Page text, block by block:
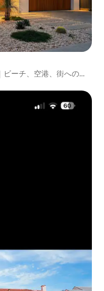
ーチ、空港、街へのア